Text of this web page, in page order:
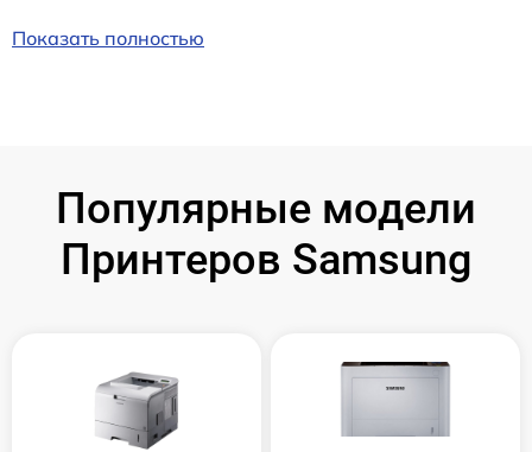
Показать полностью
Популярные модели
Принтеров Samsung